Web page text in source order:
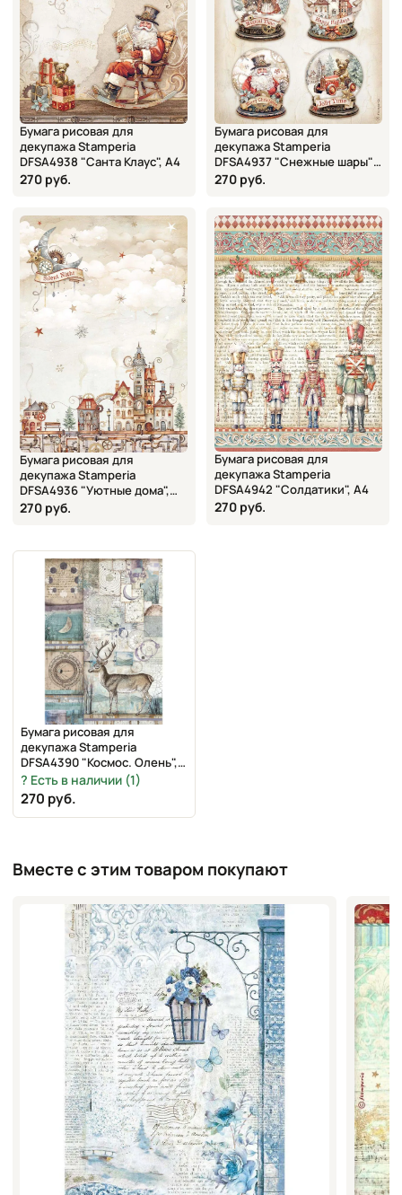
Бумага рисовая для
декупажа Stamperia
DFSA4938 "Санта Клаус", А4
270 руб.
Бумага рисовая для
декупажа Stamperia
DFSA4937 "Снежные шары",
А4
270 руб.
Бумага рисовая для
декупажа Stamperia
DFSA4936 "Уютные дома",
А4
270 руб.
Бумага рисовая для
декупажа Stamperia
DFSA4942 "Солдатики", А4
270 руб.
Бумага рисовая для
декупажа Stamperia
DFSA4390 "Космос. Олень",
А4Есть в наличии (1)
270 руб.
Вместе с этим товаром покупают